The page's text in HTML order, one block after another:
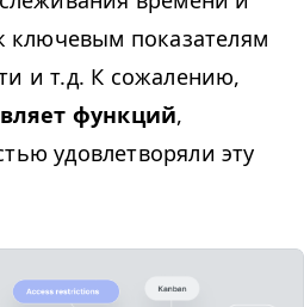
ключевым показателям
и т.д. К сожалению,
функций,
удовлетворяли эту